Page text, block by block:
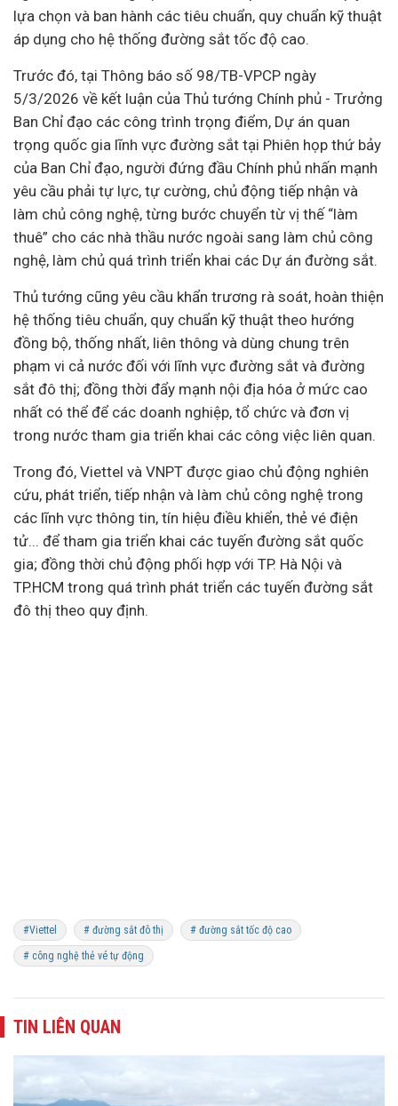
lựa chọn và ban hành các tiêu chuẩn, quy chuẩn kỹ thuật
áp dụng cho hệ thống đường sắt tốc độ cao.
Trước đó, tại Thông báo số 98/TB-VPCP ngày
5/3/2026 về kết luận của Thủ tướng Chính phủ - Trưởng
Ban Chỉ đạo các công trình trọng điểm, Dự án quan
trọng quốc gia lĩnh vực đường sắt tại Phiên họp thứ bảy
của Ban Chỉ đạo, người đứng đầu Chính phủ nhấn mạnh
yêu cầu phải tự lực, tự cường, chủ động tiếp nhận và
làm chủ công nghệ, từng bước chuyển từ vị thế “làm
thuê” cho các nhà thầu nước ngoài sang làm chủ công
nghệ, làm chủ quá trình triển khai các Dự án đường sắt.
Thủ tướng cũng yêu cầu khẩn trương rà soát, hoàn thiện
hệ thống tiêu chuẩn, quy chuẩn kỹ thuật theo hướng
đồng bộ, thống nhất, liên thông và dùng chung trên
phạm vi cả nước đối với lĩnh vực đường sắt và đường
sắt đô thị; đồng thời đẩy mạnh nội địa hóa ở mức cao
nhất có thể để các doanh nghiệp, tổ chức và đơn vị
trong nước tham gia triển khai các công việc liên quan.
Trong đó, Viettel và VNPT được giao chủ động nghiên
cứu, phát triển, tiếp nhận và làm chủ công nghệ trong
các lĩnh vực thông tin, tín hiệu điều khiển, thẻ vé điện
tử... để tham gia triển khai các tuyến đường sắt quốc
gia; đồng thời chủ động phối hợp với TP. Hà Nội và
TP.HCM trong quá trình phát triển các tuyến đường sắt
đô thị theo quy định.
#Viettel # đường sắt đô thị # đường sắt tốc độ cao
# công nghệ thẻ vé tự động
TIN LIÊN QUAN